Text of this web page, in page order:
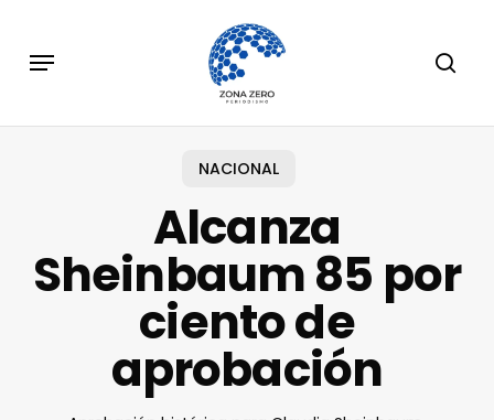
main
Menu
NACIONAL
Alcanza
Sheinbaum 85 por
ciento de
aprobación